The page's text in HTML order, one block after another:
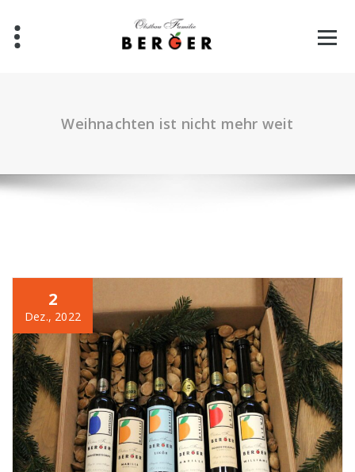
Weihnachten ist nicht mehr weit
2
Dez., 2022